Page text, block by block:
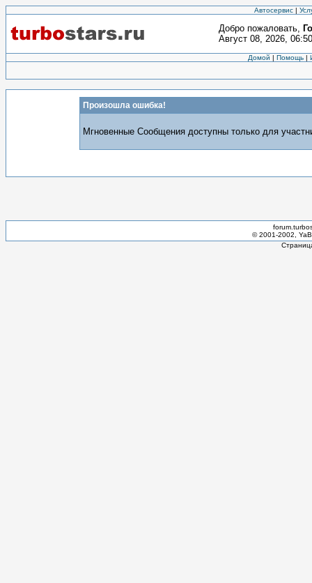
Автосервис |
Добро пожаловать,
Август 08, 2026,
Домой | Помощь |
Произошла ошибка!
Мгновенные Сообщения доступны только для
© 2001-2002,